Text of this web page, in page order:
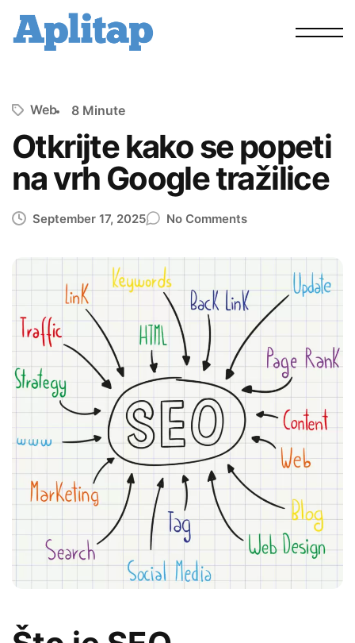
Web 8 Minute
Otkrijte kako se popeti
na vrh Google tražilice
September 17, 2025 No Comments